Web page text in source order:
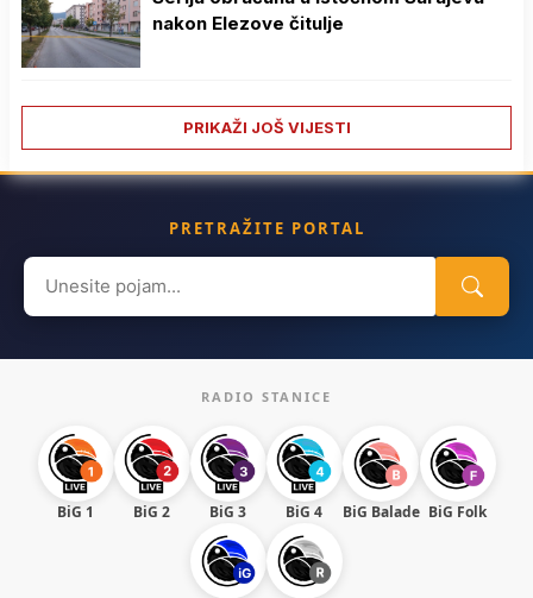
nakon Elezove čitulje
PRIKAŽI JOŠ VIJESTI
PRETRAŽITE PORTAL
Search
for:
RADIO STANICE
BiG 1 BiG 2 BiG 3 BiG 4 BiG Balade BiG Folk